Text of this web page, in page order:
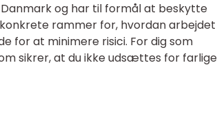
og har til formål at beskytte
rammer for, hvordan
for at minimere risici. For dig som
sikrer, at du ikke udsættes for farlige